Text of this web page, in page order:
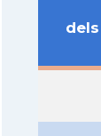
dels